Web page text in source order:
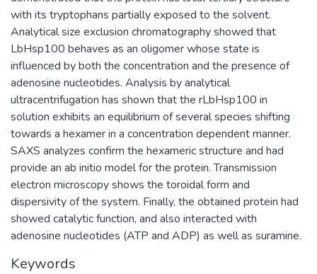
with its tryptophans partially exposed to the solvent.
Analytical size exclusion chromatography showed that
LbHsp100 behaves as an oligomer whose state is
influenced by both the concentration and the presence of
adenosine nucleotides. Analysis by analytical
ultracentrifugation has shown that the rLbHsp100 in
solution exhibits an equilibrium of several species shifting
towards a hexamer in a concentration dependent manner.
SAXS analyzes confirm the hexameric structure and had
provide an ab initio model for the protein. Transmission
electron microscopy shows the toroidal form and
dispersivity of the system. Finally, the obtained protein had
showed catalytic function, and also interacted with
adenosine nucleotides (ATP and ADP) as well as suramine.
Keywords